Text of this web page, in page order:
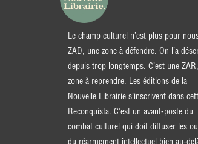
Le champ culturel n’est plus pour
ZAD, une zone à défendre. On l’a
depuis trop longtemps. C’est une
zone à reprendre. Les éditions de la
Nouvelle Librairie s’inscrivent dans
Reconquista. C’est un avant-poste du
combat culturel qui doit diffuser les